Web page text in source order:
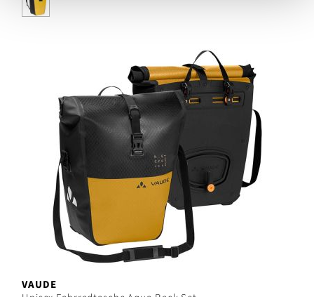
VAUDE